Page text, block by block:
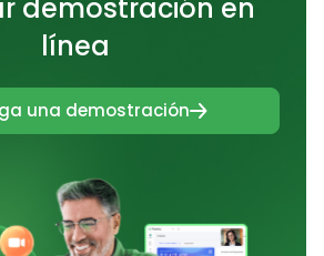
demostración en
línea
una demostración